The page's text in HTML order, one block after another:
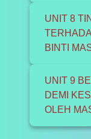
UNIT 8
BINTI
UNIT 9
DEMI
OLEH